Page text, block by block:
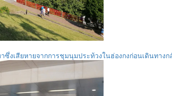
ซึ่งเสียหายจากการชุมนุมประท้วงในฮ่องกงก่อนเดินทาง